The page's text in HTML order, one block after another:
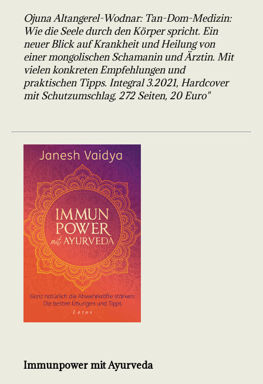
Ojuna Altangerel-Wodnar: Tan-Dom-Medizin:
Wie die Seele durch den Körper spricht. Ein
neuer Blick auf Krankheit und Heilung von
einer mongolischen Schamanin und Ärztin. Mit
vielen konkreten Empfehlungen und
praktischen Tipps. Integral 3.2021, Hardcover
mit Schutzumschlag, 272 Seiten, 20 Euro"
Immunpower mit Ayurveda